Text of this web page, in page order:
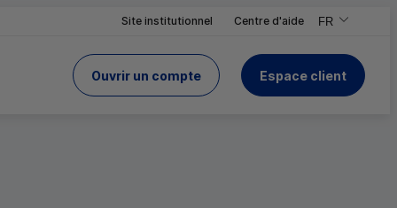
Site institutionnel Centre d'aide FR
,Version
,Changer de
le site
Ouvrir un compte
du Crédit Mutuel Espace client